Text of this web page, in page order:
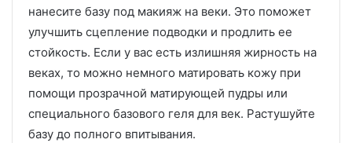
нанесите базу под макияж на веки. Это поможет
улучшить сцепление подводки и продлить ее
стойкость. Если у вас есть излишняя жирность на
веках, то можно немного матировать кожу при
помощи прозрачной матирующей пудры или
специального базового геля для век. Растушуйте
базу до полного впитывания.